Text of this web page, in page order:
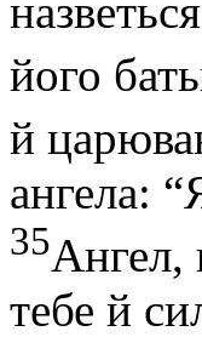
його
й
ангела:
35Ангел,
тебе й